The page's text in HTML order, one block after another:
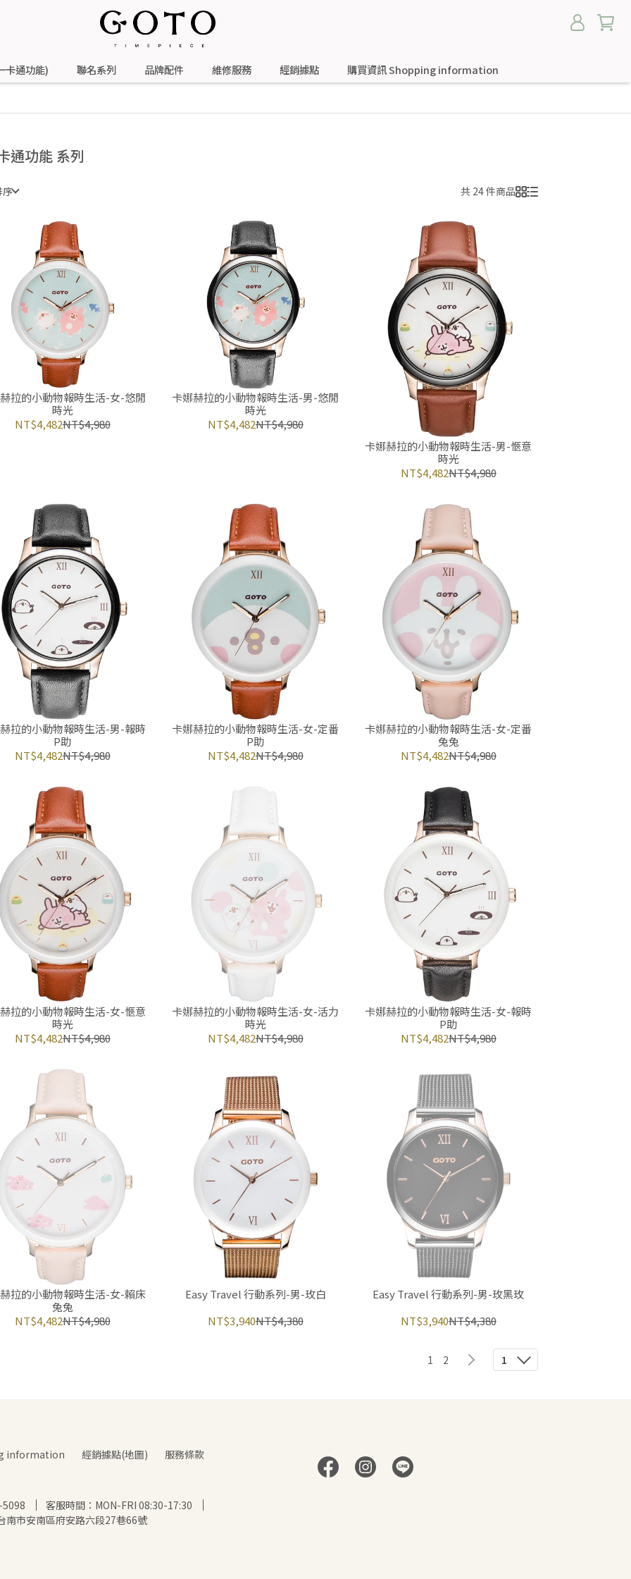
卡通功能) 聯名系列 品牌配件 維修服務 經銷據點 購買資訊 Shopping information
通功能 系列
序 共 24 件商品
拉的小動物報時生活-女-悠閒
時光
NT$4,482NT$4,980
卡娜赫拉的小動物報時生活-男-悠閒
時光
NT$4,482NT$4,980
卡娜赫拉的小動物報時生活-男-愜意
時光
NT$4,482NT$4,980
拉的小動物報時生活-男-報時
P助
NT$4,482NT$4,980
卡娜赫拉的小動物報時生活-女-定番
P助
NT$4,482NT$4,980
卡娜赫拉的小動物報時生活-女-定番
兔兔
NT$4,482NT$4,980
拉的小動物報時生活-女-愜意
時光
NT$4,482NT$4,980
卡娜赫拉的小動物報時生活-女-活力
時光
NT$4,482NT$4,980
卡娜赫拉的小動物報時生活-女-報時
P助
NT$4,482NT$4,980
拉的小動物報時生活-女-賴床
兔兔
NT$4,482NT$4,980
Easy Travel 行動系列-男-玫白
NT$3,940NT$4,380
Easy Travel 行動系列-男-玫黑玫
NT$3,940NT$4,380
1 2 1
information 經銷據點(地圖) 服務條款
客服時間：MON-FRI 08:30-17:30
南市安南區府安路六段27巷66號